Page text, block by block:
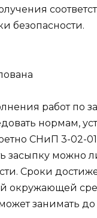
безопасности.
работ по
нормам,
СНиП 3-02-
засыпку можно
Сроки
окружающей
занимать